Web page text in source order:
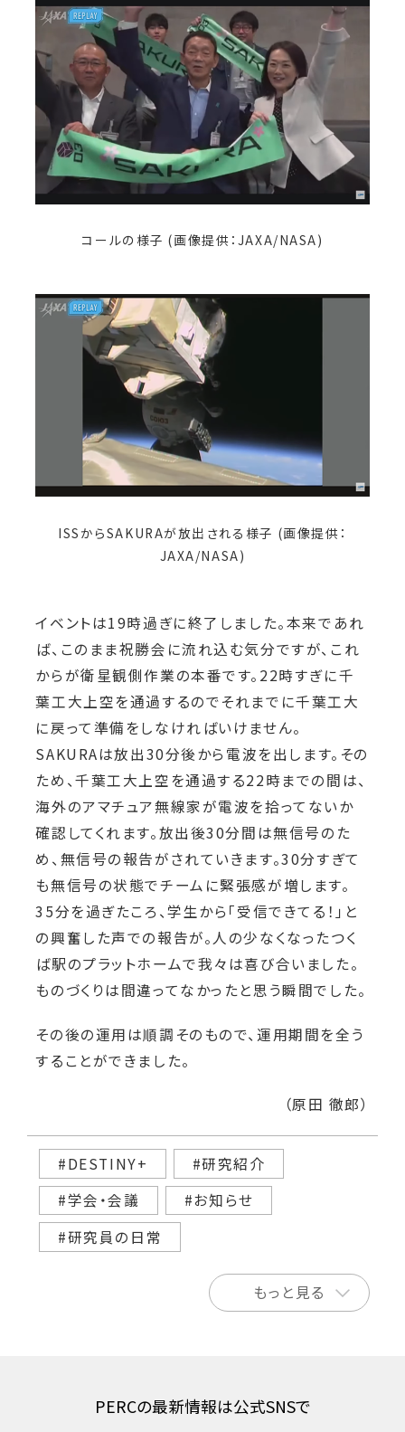
コールの様子 (画像提供：JAXA/NASA)
ISSからSAKURAが放出される様子 (画像提供：
JAXA/NASA)
イベントは19時過ぎに終了しました。本来であれ
ば、このまま祝勝会に流れ込む気分ですが、これ
からが衛星観側作業の本番です。22時すぎに千
葉工大上空を通過するのでそれまでに千葉工大
に戻って準備をしなければいけません。
SAKURAは放出30分後から電波を出します。その
ため、千葉工大上空を通過する22時までの間は、
海外のアマチュア無線家が電波を拾ってないか
確認してくれます。放出後30分間は無信号のた
め、無信号の報告がされていきます。30分すぎて
も無信号の状態でチームに緊張感が増します。
35分を過ぎたころ、学生から「受信できてる！」と
の興奮した声での報告が。人の少なくなったつく
ば駅のプラットホームで我々は喜び合いました。
ものづくりは間違ってなかったと思う瞬間でした。
その後の運用は順調そのもので、運用期間を全う
することができました。
（原田 徹郎）
#DESTINY+
#研究紹介
#学会・会議
#お知らせ
#研究員の日常
もっと見る
PERCの最新情報は公式SNSで